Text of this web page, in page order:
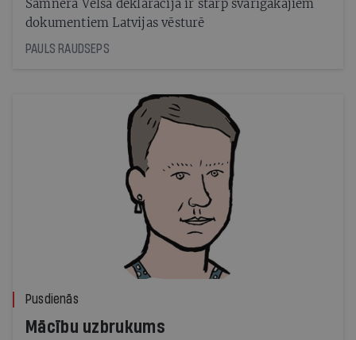
Samnera Velsa deklarācija ir starp svarīgākajiem
dokumentiem Latvijas vēsturē
PAULS RAUDSEPS
Pusdienās
Mācību uzbrukums